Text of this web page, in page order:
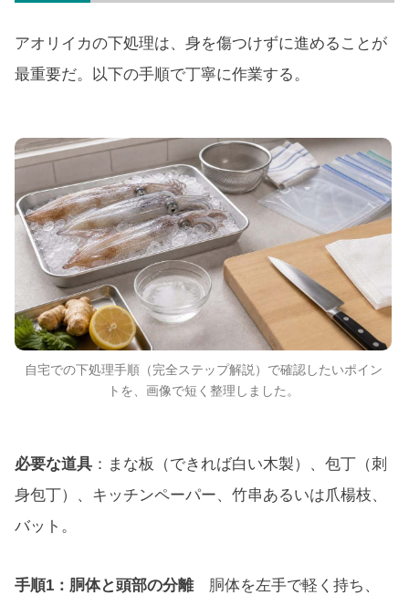
アオリイカの下処理は、身を傷つけずに進めることが
最重要だ。以下の手順で丁寧に作業する。
自宅での下処理手順（完全ステップ解説）で確認したいポイン
トを、画像で短く整理しました。
必要な道具 ：まな板（できれば白い木製）、包丁（刺
身包丁）、キッチンペーパー、竹串あるいは爪楊枝、
バット。
手順1：胴体と頭部の分離胴体を左手で軽く持ち、